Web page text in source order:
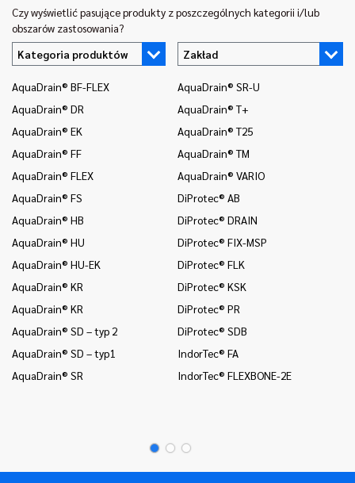
Czy wyświetlić pasujące produkty z poszczególnych kategorii i/lub
obszarów zastosowania?
Kategoria produktów
Zakład
AquaDrain® BF-FLEX
AquaDrain® DR
AquaDrain® EK
AquaDrain® FF
AquaDrain® FLEX
AquaDrain® FS
AquaDrain® HB
AquaDrain® HU
AquaDrain® HU-EK
AquaDrain® KR
AquaDrain® KR
AquaDrain® SD – typ 2
AquaDrain® SD – typ1
AquaDrain® SR
AquaDrain® SR-U
AquaDrain® T+
AquaDrain® T25
AquaDrain® TM
AquaDrain® VARIO
DiProtec® AB
DiProtec® DRAIN
DiProtec® FIX-MSP
DiProtec® FLK
DiProtec® KSK
DiProtec® PR
DiProtec® SDB
IndorTec® FA
IndorTec® FLEXBONE-2E